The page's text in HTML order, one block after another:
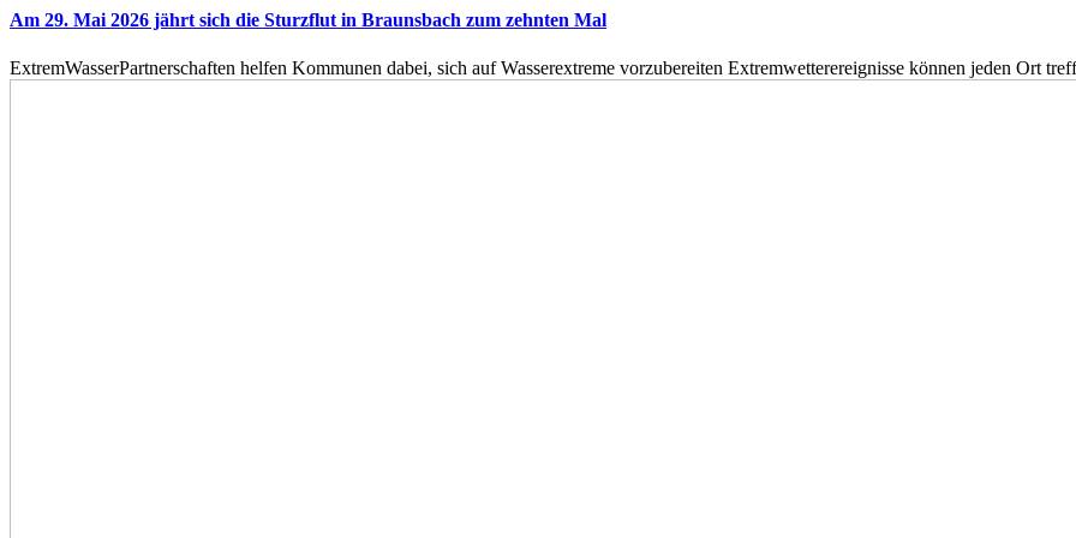
Am 29. Mai 2026 jährt sich die Sturzflut in Braunsbach zum zehnten Mal
ExtremWasserPartnerschaften helfen Kommunen dabei, sich auf Wasserextreme vorzubereiten Extremwetterereignisse können jeden Ort